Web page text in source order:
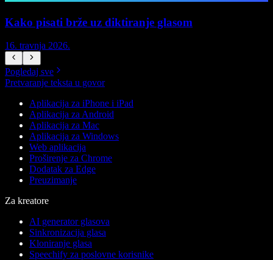
Kako pisati brže uz diktiranje glasom
16. travnja 2026.
Pogledaj sve
Pretvaranje teksta u govor
Aplikacija za iPhone i iPad
Aplikacija za Android
Aplikacija za Mac
Aplikacija za Windows
Web aplikacija
Proširenje za Chrome
Dodatak za Edge
Preuzimanje
Za kreatore
AI generator glasova
Sinkronizacija glasa
Kloniranje glasa
Speechify za poslovne korisnike